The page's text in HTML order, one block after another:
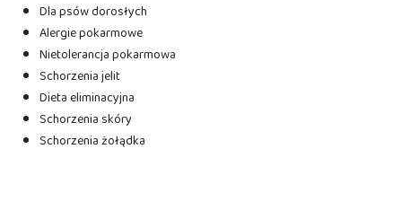
Dla psów dorosłych
Alergie pokarmowe
Nietolerancja pokarmowa
Schorzenia jelit
Dieta eliminacyjna
Schorzenia skóry
Schorzenia żołądka